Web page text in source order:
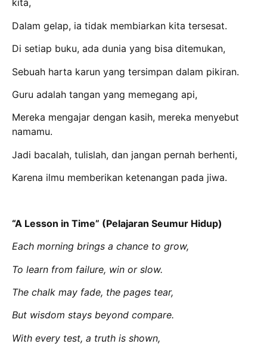
kita,
Dalam gelap, ia tidak membiarkan kita tersesat.
Di setiap buku, ada dunia yang bisa ditemukan,
Sebuah harta karun yang tersimpan dalam pikiran.
Guru adalah tangan yang memegang api,
Mereka mengajar dengan kasih, mereka menyebut
namamu.
Jadi bacalah, tulislah, dan jangan pernah berhenti,
Karena ilmu memberikan ketenangan pada jiwa.
“A Lesson in Time” (Pelajaran Seumur Hidup)
Each morning brings a chance to grow,
To learn from failure, win or slow.
The chalk may fade, the pages tear,
But wisdom stays beyond compare.
With every test, a truth is shown,